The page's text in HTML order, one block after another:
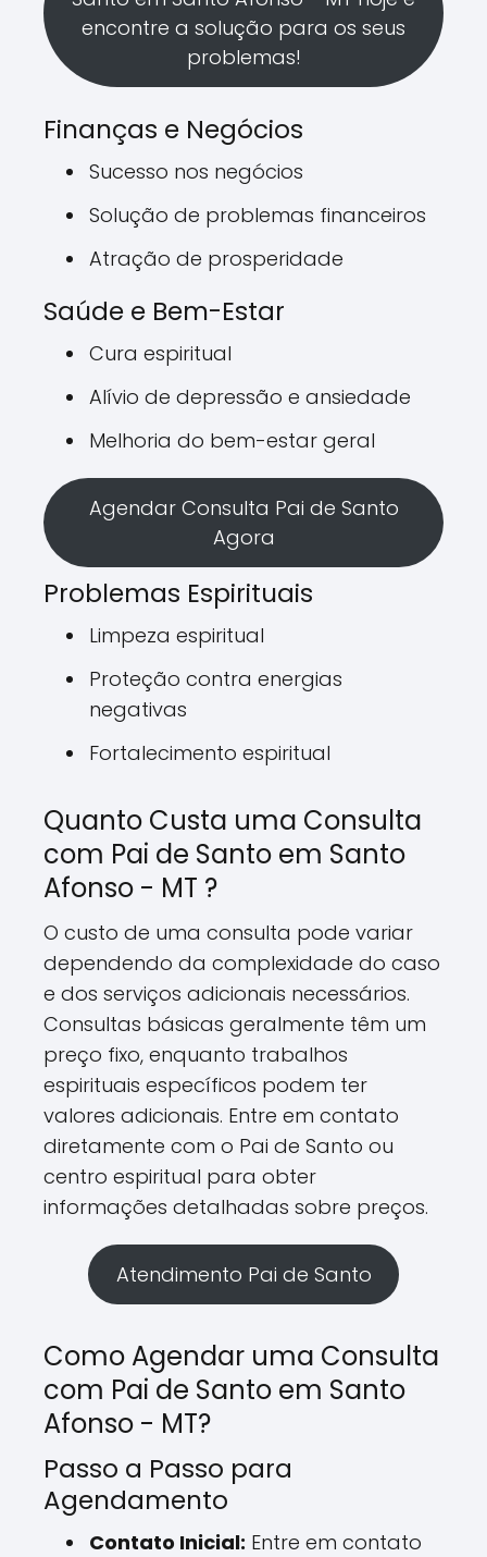
encontre a solução para os seus
problemas!
Finanças e Negócios
Sucesso nos negócios
Solução de problemas financeiros
Atração de prosperidade
Saúde e Bem-Estar
Cura espiritual
Alívio de depressão e ansiedade
Melhoria do bem-estar geral
Agendar Consulta Pai de Santo
Agora
Problemas Espirituais
Limpeza espiritual
Proteção contra energias
negativas
Fortalecimento espiritual
Quanto Custa uma Consulta
com Pai de Santo em Santo
Afonso - MT ?
O custo de uma consulta pode variar
dependendo da complexidade do caso
e dos serviços adicionais necessários.
Consultas básicas geralmente têm um
preço fixo, enquanto trabalhos
espirituais específicos podem ter
valores adicionais. Entre em contato
diretamente com o Pai de Santo ou
centro espiritual para obter
informações detalhadas sobre preços.
Atendimento Pai de Santo
Como Agendar uma Consulta
com Pai de Santo em Santo
Afonso - MT?
Passo a Passo para
Agendamento
Contato Inicial: Entre em contato